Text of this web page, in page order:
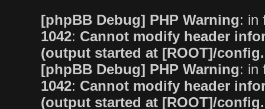
[phpBB Debug] PHP Warning: in
1042: Cannot modify header
(output started at [ROOT]/
[phpBB Debug] PHP Warning: in
1042: Cannot modify header
(output started at [ROOT]/